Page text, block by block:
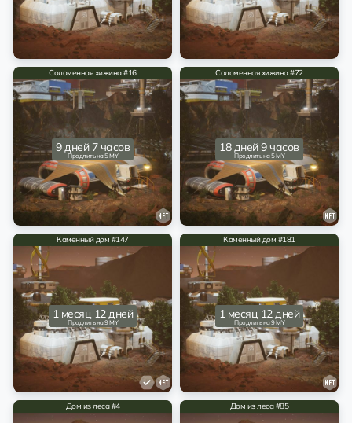
Соломенная хижина #16
9 дней 7 часов
Продлить на 5 MY
Соломенная хижина #72
18 дней 9 часов
Продлить на 5 MY
Каменный дом #147
1 месяц 12 дней
Продлить на 9 MY
Каменный дом #181
1 месяц 12 дней
Продлить на 9 MY
Дом из леса #4 Дом из леса #85